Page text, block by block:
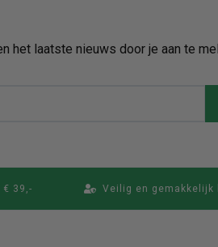
het laatste nieuws door je aan te
39,- Veilig en gemakkelijk